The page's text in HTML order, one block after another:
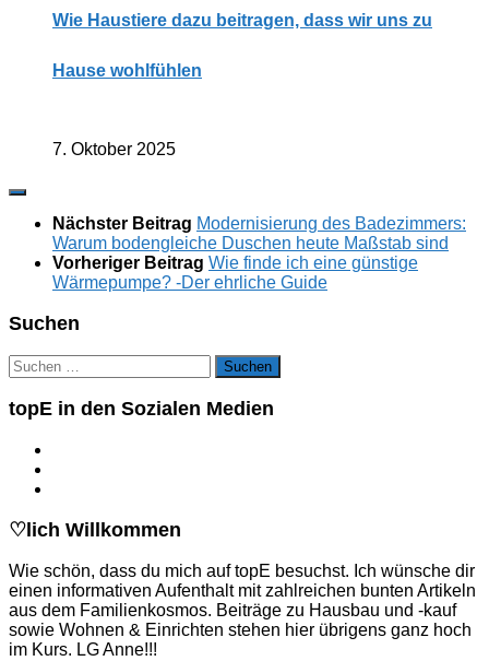
Wie Haustiere dazu beitragen, dass wir uns zu
Hause wohlfühlen
7. Oktober 2025
Nächster Beitrag Modernisierung des Badezimmers:
Warum bodengleiche Duschen heute Maßstab sind
Vorheriger Beitrag Wie finde ich eine günstige
Wärmepumpe? -Der ehrliche Guide
Suchen
Suchen
nach:
topE in den Sozialen Medien
♡lich Willkommen
Wie schön, dass du mich auf topE besuchst. Ich wünsche dir
einen informativen Aufenthalt mit zahlreichen bunten Artikeln
aus dem Familienkosmos. Beiträge zu Hausbau und -kauf
sowie Wohnen & Einrichten stehen hier übrigens ganz hoch
im Kurs. LG Anne!!!